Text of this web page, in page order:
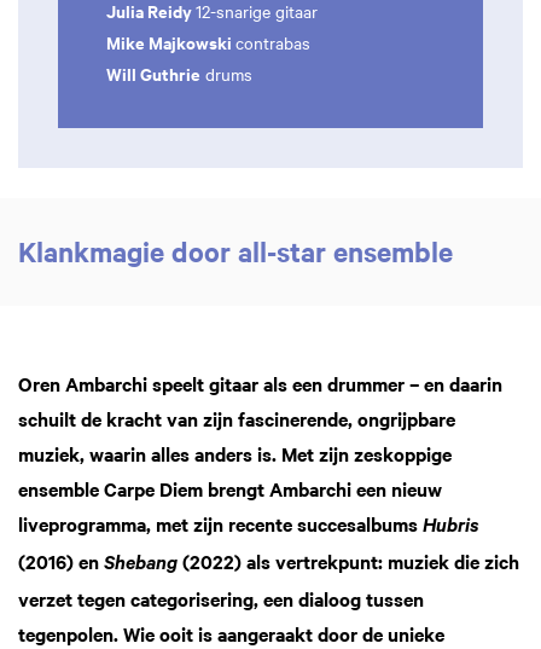
Julia Reidy12-snarige gitaar
Mike Majkowski contrabas
Will Guthrie drums
Klankmagie door all-star ensemble
Oren Ambarchi speelt gitaar als een drummer – en daarin
schuilt de kracht van zijn fascinerende, ongrijpbare
muziek, waarin alles anders is. Met zijn zeskoppige
ensemble Carpe Diem brengt Ambarchi een nieuw
liveprogramma, met zijn recente succesalbums Hubris
(2016) en Shebang (2022) als vertrekpunt: muziek die zich
verzet tegen categorisering, een dialoog tussen
tegenpolen. Wie ooit is aangeraakt door de unieke